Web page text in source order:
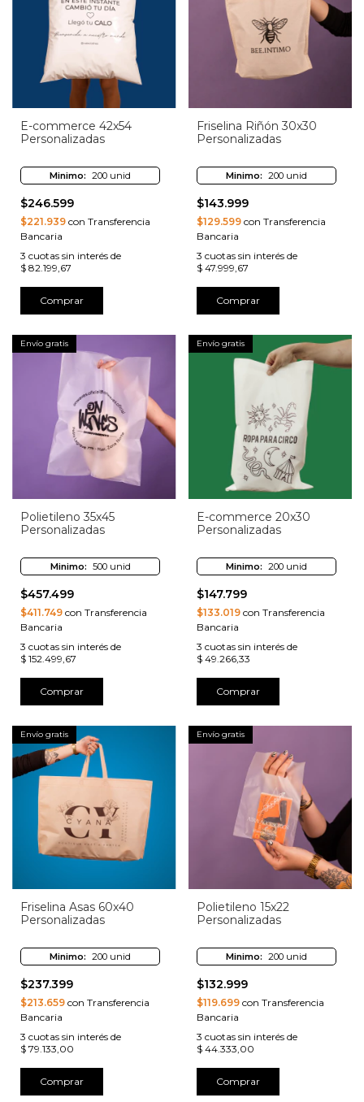
E-commerce 42x54
Personalizadas
Minimo: 200 unid
$246.599
$221.939 con Transferencia
Bancaria
3 cuotas sin interés de
$ 82.199,67
Comprar
Friselina Riñón 30x30
Personalizadas
Minimo: 200 unid
$143.999
$129.599con Transferencia
Bancaria
3 cuotas sin interés de
$ 47.999,67
Comprar
Envío gratis
Polietileno 35x45
Personalizadas
Minimo: 500 unid
$457.499
$411.749 con Transferencia
Bancaria
3 cuotas sin interés de
$ 152.499,67
Comprar
Envío gratis
E-commerce 20x30
Personalizadas
Minimo: 200 unid
$147.799
$133.019con Transferencia
Bancaria
3 cuotas sin interés de
$ 49.266,33
Comprar
Envío gratis
Friselina Asas 60x40
Personalizadas
Minimo: 200 unid
$237.399
$213.659 con Transferencia
Bancaria
3 cuotas sin interés de
$ 79.133,00
Comprar
Envío gratis
Polietileno 15x22
Personalizadas
Minimo: 200 unid
$132.999
$119.699con Transferencia
Bancaria
3 cuotas sin interés de
$ 44.333,00
Comprar